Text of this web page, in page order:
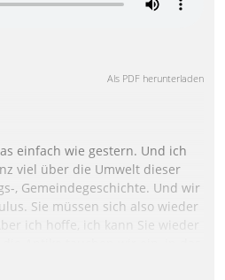
Als PDF herunterladen
einfach wie gestern. Und ich
viel über die Umwelt dieser
, Gemeindegeschichte. Und wir
Sie müssen sich also wieder
ich hoffe, ich kann Sie wieder
heute auch ein bisschen,